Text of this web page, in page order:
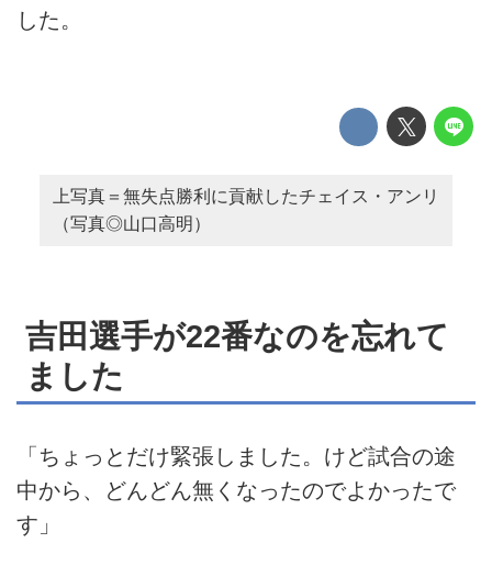
した。
上写真＝無失点勝利に貢献したチェイス・アンリ
（写真◎山口高明）
吉田選手が22番なのを忘れて
ました
「ちょっとだけ緊張しました。けど試合の途
中から、どんどん無くなったのでよかったで
す」